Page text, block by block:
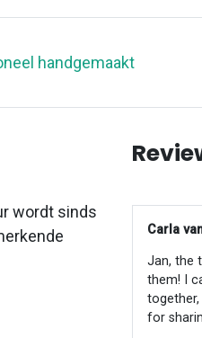
handgemaakt
wordt sinds
Carla
Jan, the
them! I
for